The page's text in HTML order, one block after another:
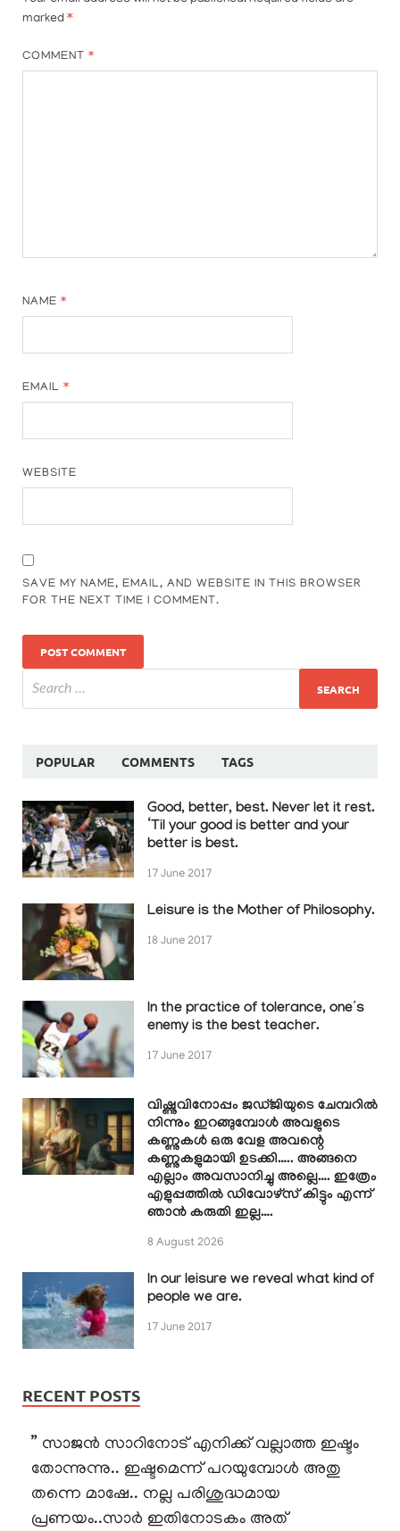
marked *
COMMENT*
NAME*
EMAIL*
WEBSITE
SAVE MY NAME, EMAIL, AND WEBSITE IN THIS BROWSER
FOR THE NEXT TIME I COMMENT.
POPULAR COMMENTS TAGS
Good, better, best. Never let it rest.
‘Til your good is better and your
better is best.
17 June 2017
Leisure is the Mother of Philosophy.
18 June 2017
In the practice of tolerance, one’s
enemy is the best teacher.
17 June 2017
വിഷ്ണുവിനോപ്പം ജഡ്ജിയുടെ ചേമ്പറിൽ
നിന്നും ഇറങ്ങുമ്പോൾ അവളുടെ
കണ്ണുകൾ ഒരു വേള അവന്റെ
കണ്ണുകളുമായി ഉടക്കി….. അങ്ങനെ
എല്ലാം അവസാനിച്ചു അല്ലെ…. ഇത്രേം
എളുപ്പത്തിൽ ഡിവോഴ്സ് കിട്ടും എന്ന്
ഞാൻ കരുതി ഇല്ല….
8 August 2026
In our leisure we reveal what kind of
people we are.
17 June 2017
RECENT POSTS
” സാജൻ സാറിനോട് എനിക്ക് വല്ലാത്ത ഇഷ്ടം
തോന്നുന്നു.. ഇഷ്ടമെന്ന് പറയുമ്പോൾ അതു
തന്നെ മാഷേ.. നല്ല പരിശുദ്ധമായ
പ്രണയം..സാർ ഇതിനോടകം അത്